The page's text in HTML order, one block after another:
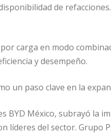
de
carga en modo
y desempeño.
un paso clave en la
BYD México, subrayó la
líderes del sector. Grupo